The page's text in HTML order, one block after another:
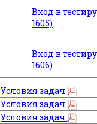
Вход в
1605)
Вход в
1606)
Условия задач
Условия задач
Условия задач